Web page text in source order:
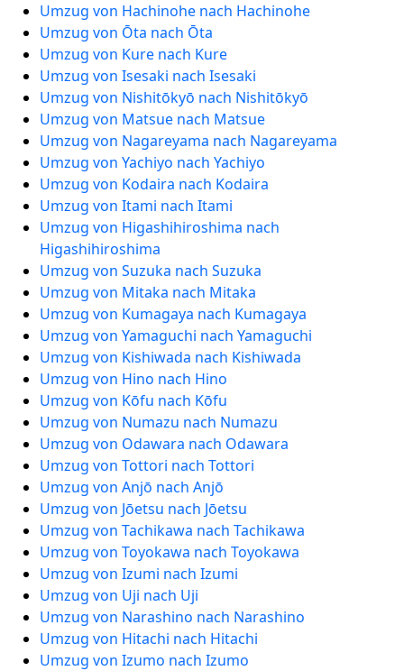
Umzug von Hachinohe nach Hachinohe
Umzug von Ōta nach Ōta
Umzug von Kure nach Kure
Umzug von Isesaki nach Isesaki
Umzug von Nishitōkyō nach Nishitōkyō
Umzug von Matsue nach Matsue
Umzug von Nagareyama nach Nagareyama
Umzug von Yachiyo nach Yachiyo
Umzug von Kodaira nach Kodaira
Umzug von Itami nach Itami
Umzug von Higashihiroshima nach
Higashihiroshima
Umzug von Suzuka nach Suzuka
Umzug von Mitaka nach Mitaka
Umzug von Kumagaya nach Kumagaya
Umzug von Yamaguchi nach Yamaguchi
Umzug von Kishiwada nach Kishiwada
Umzug von Hino nach Hino
Umzug von Kōfu nach Kōfu
Umzug von Numazu nach Numazu
Umzug von Odawara nach Odawara
Umzug von Tottori nach Tottori
Umzug von Anjō nach Anjō
Umzug von Jōetsu nach Jōetsu
Umzug von Tachikawa nach Tachikawa
Umzug von Toyokawa nach Toyokawa
Umzug von Izumi nach Izumi
Umzug von Uji nach Uji
Umzug von Narashino nach Narashino
Umzug von Hitachi nach Hitachi
Umzug von Izumo nach Izumo